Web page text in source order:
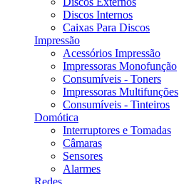
Discos Internos
Caixas Para Discos
Impressão
Acessórios Impressão
Impressoras Monofunção
Consumíveis - Toners
Impressoras Multifunções
Consumíveis - Tinteiros
Domótica
Interruptores e Tomadas
Câmaras
Sensores
Alarmes
Redes